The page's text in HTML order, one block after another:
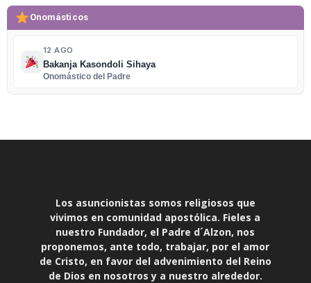
Onomásticos
12 AGO
Bakanja Kasondoli Sihaya
Onomástico del Padre
Los asuncionistas somos religiosos que
vivimos en comunidad apostólica. Fieles a
nuestro Fundador, el Padre d´Alzon, nos
proponemos, ante todo, trabajar, por el amor
de Cristo, en favor del advenimiento del Reino
de Dios en nosotros y a nuestro alrededor.